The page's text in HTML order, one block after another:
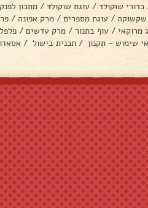
כדורי שוקולד / עוגת שוקולד / מתכון
שקשוקה / עוגת מספרים / מרק אפונה /
מרוקאי / עוף בתנור / מרק עדשים /
שימוש - תקנון / תכנית בישול / אסאדו